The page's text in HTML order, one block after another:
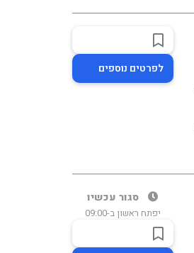
לפרטים נוספים
סגור עכשיו
יפתח ראשון ב-09:00